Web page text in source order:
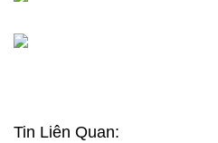
Tin Liên Quan: